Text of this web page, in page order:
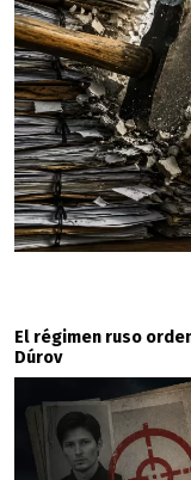
El régimen ruso
Dúrov